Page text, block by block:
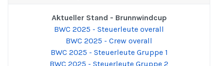
Aktueller Stand - Brunnwindcup
BWC 2025 - Steuerleute overall
BWC 2025 - Crew overall
BWC 2025 - Steuerleute Gruppe 1
BWC 2025 - Steuerleute Gruppe 2